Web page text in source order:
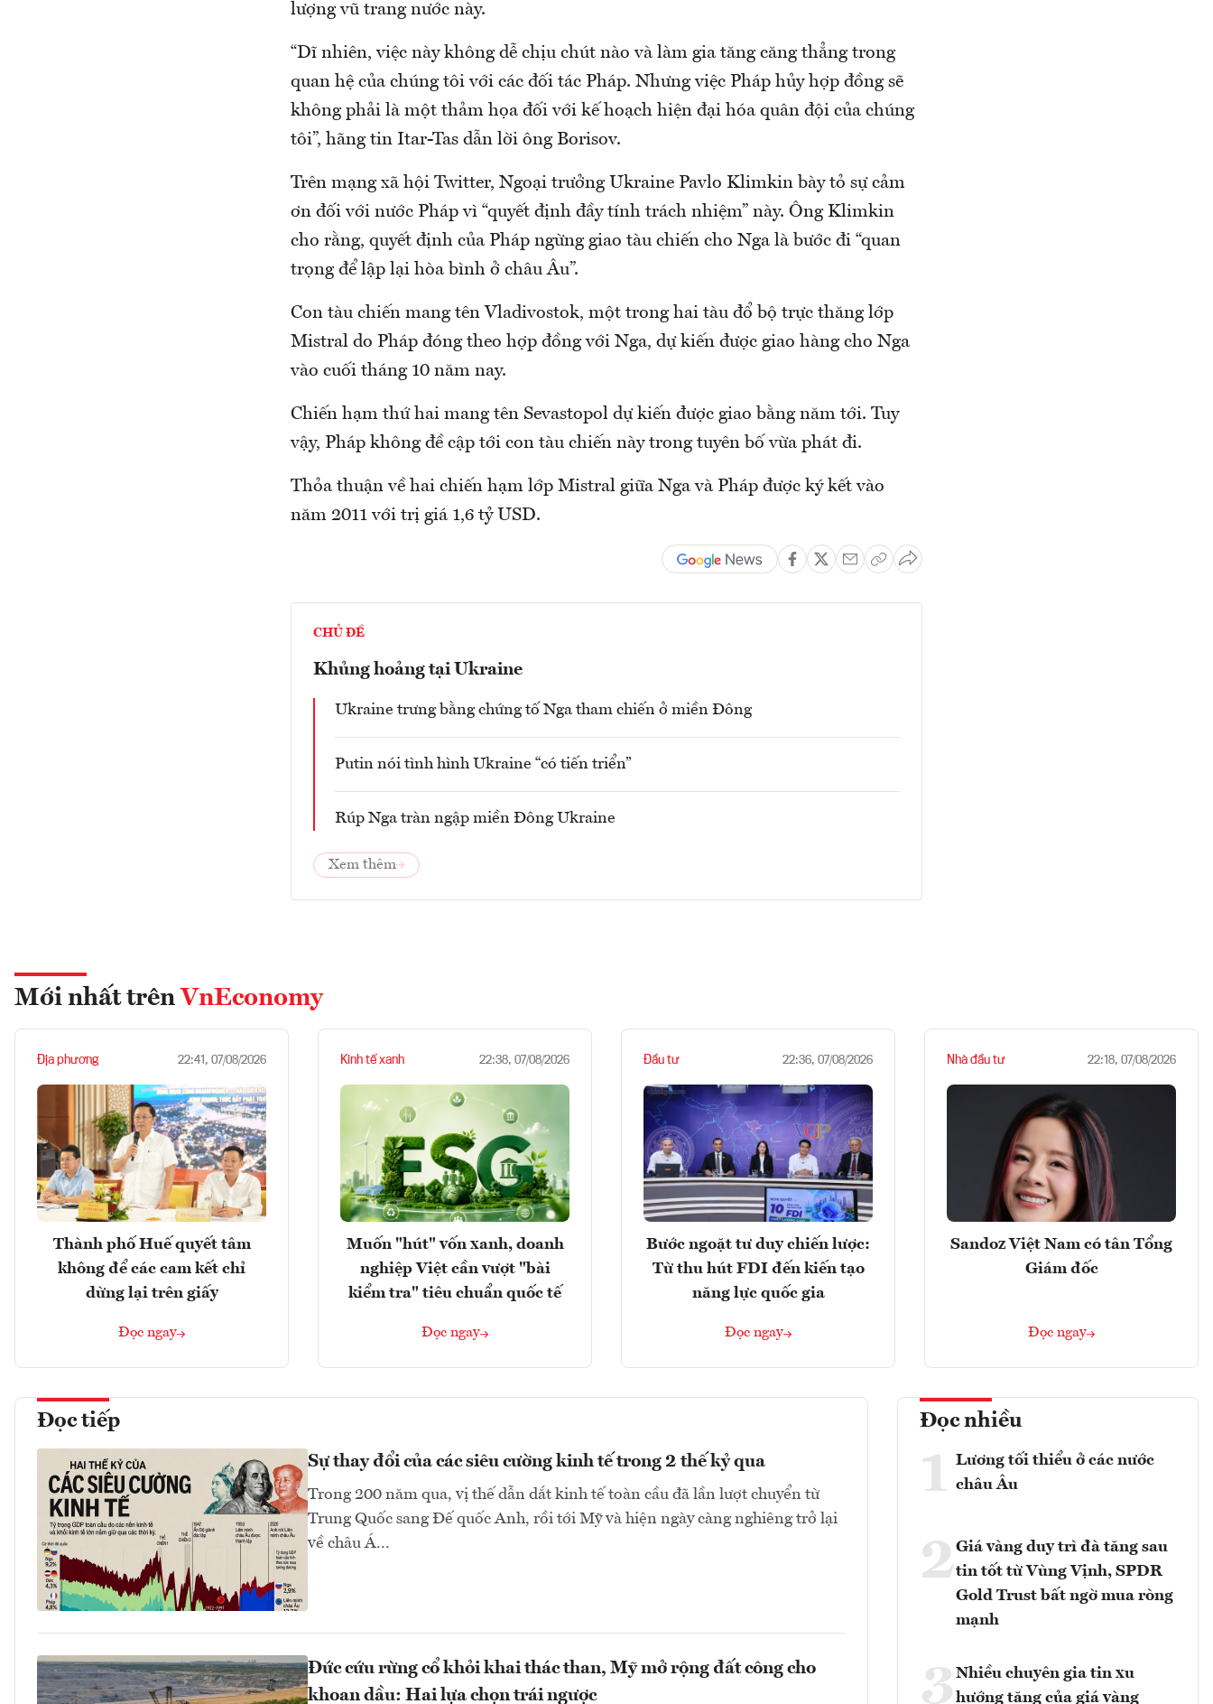
lượng vũ trang nước này.
“Dĩ nhiên, việc này không dễ chịu chút nào và làm gia tăng căng thẳng trong
quan hệ của chúng tôi với các đối tác Pháp. Nhưng việc Pháp hủy hợp đồng sẽ
không phải là một thảm họa đối với kế hoạch hiện đại hóa quân đội của chúng
tôi”, hãng tin Itar-Tas dẫn lời ông Borisov.
Trên mạng xã hội Twitter, Ngoại trưởng Ukraine Pavlo Klimkin bày tỏ sự cảm
ơn đối với nước Pháp vì “quyết định đầy tính trách nhiệm” này. Ông Klimkin
cho rằng, quyết định của Pháp ngừng giao tàu chiến cho Nga là bước đi “quan
trọng để lập lại hòa bình ở châu Âu”.
Con tàu chiến mang tên Vladivostok, một trong hai tàu đổ bộ trực thăng lớp
Mistral do Pháp đóng theo hợp đồng với Nga, dự kiến được giao hàng cho Nga
vào cuối tháng 10 năm nay.
Chiến hạm thứ hai mang tên Sevastopol dự kiến được giao bằng năm tới. Tuy
vậy, Pháp không đề cập tới con tàu chiến này trong tuyên bố vừa phát đi.
Thỏa thuận về hai chiến hạm lớp Mistral giữa Nga và Pháp được ký kết vào
năm 2011 với trị giá 1,6 tỷ USD.
CHỦ ĐỀ
Khủng hoảng tại Ukraine
Ukraine trưng bằng chứng tố Nga tham chiến ở miền Đông
Putin nói tình hình Ukraine “có tiến triển”
Rúp Nga tràn ngập miền Đông Ukraine
Xem thêm
Mới nhất trên VnEconomy
Địa phương 22:41, 07/08/2026
Thành phố Huế quyết tâm
không để các cam kết chỉ
dừng lại trên giấy
Đọc ngay
Kinh tế xanh 22:38, 07/08/2026
Muốn "hút" vốn xanh, doanh
nghiệp Việt cần vượt "bài
kiểm tra" tiêu chuẩn quốc tế
Đọc ngay
Đầu tư 22:36, 07/08/2026
Bước ngoặt tư duy chiến lược:
Từ thu hút FDI đến kiến tạo
năng lực quốc gia
Đọc ngay
Nhà đầu tư 22:18, 07/08/2026
Sandoz Việt Nam có tân Tổng
Giám đốc
Đọc ngay
Đọc tiếp
Sự thay đổi của các siêu cường kinh tế trong 2 thế kỷ qua
Trong 200 năm qua, vị thế dẫn dắt kinh tế toàn cầu đã lần lượt chuyển từ
Trung Quốc sang Đế quốc Anh, rồi tới Mỹ và hiện ngày càng nghiêng trở lại
về châu Á...
Đức cứu rừng cổ khỏi khai thác than, Mỹ mở rộng đất công cho
khoan dầu: Hai lựa chọn trái ngược
Đọc nhiều
1 Lương tối thiểu ở các nước
châu Âu
2Giá vàng duy trì đà tăng sau
tin tốt từ Vùng Vịnh, SPDR
Gold Trust bất ngờ mua ròng
mạnh
3 Nhiều chuyên gia tin xu
hướng tăng của giá vàng